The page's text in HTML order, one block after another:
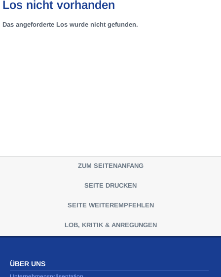
Los nicht vorhanden
Das angeforderte Los wurde nicht gefunden.
ZUM SEITENANFANG
SEITE DRUCKEN
SEITE WEITEREMPFEHLEN
LOB, KRITIK & ANREGUNGEN
ÜBER UNS